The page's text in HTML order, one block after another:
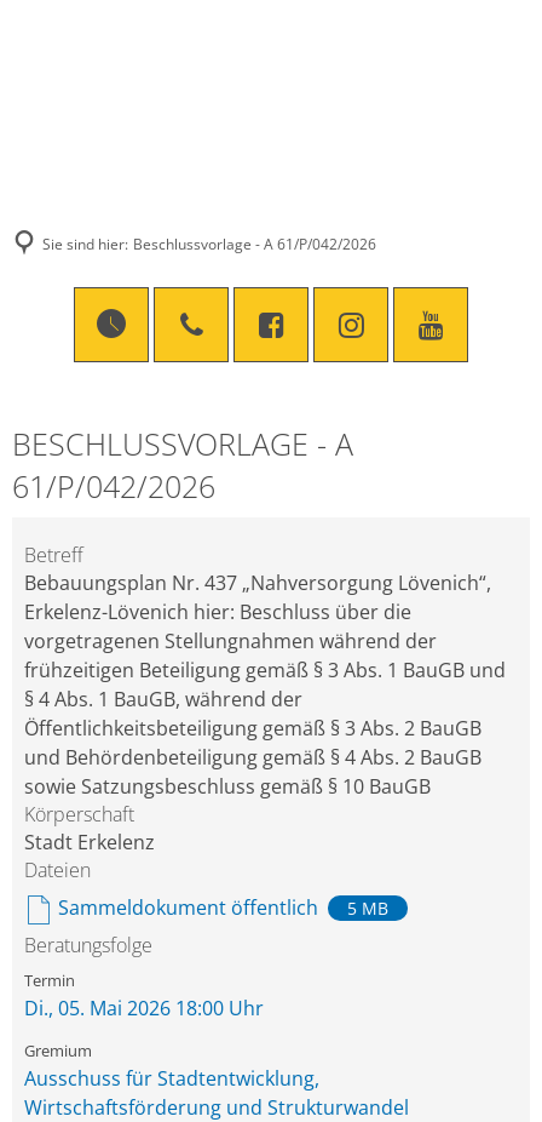
Sie sind hier: Beschlussvorlage - A 61/P/042/2026
BESCHLUSSVORLAGE - A
61/P/042/2026
Betreff
Bebauungsplan Nr. 437 „Nahversorgung Lövenich“,
Erkelenz-Lövenich hier: Beschluss über die
vorgetragenen Stellungnahmen während der
frühzeitigen Beteiligung gemäß § 3 Abs. 1 BauGB und
§ 4 Abs. 1 BauGB, während der
Öffentlichkeitsbeteiligung gemäß § 3 Abs. 2 BauGB
und Behördenbeteiligung gemäß § 4 Abs. 2 BauGB
sowie Satzungsbeschluss gemäß § 10 BauGB
Körperschaft
Stadt Erkelenz
Dateien
Sammeldokument öffentlich
5 MB
Beratungsfolge
Di., 05. Mai 2026 18:00 Uhr
Ausschuss für Stadtentwicklung,
Wirtschaftsförderung und Strukturwandel